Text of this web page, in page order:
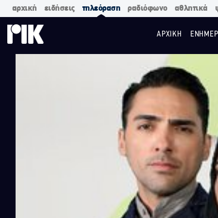
αρχική ειδήσεις τηλεόραση ραδιόφωνο αθλητικά
ΑΡΧΙΚΗ